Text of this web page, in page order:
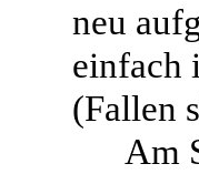
neu
einfach
(Fallen
Am